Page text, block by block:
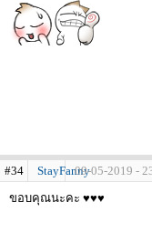
#34 StayFanny09-05-2019 -
ขอบคุณนะคะ ♥♥♥